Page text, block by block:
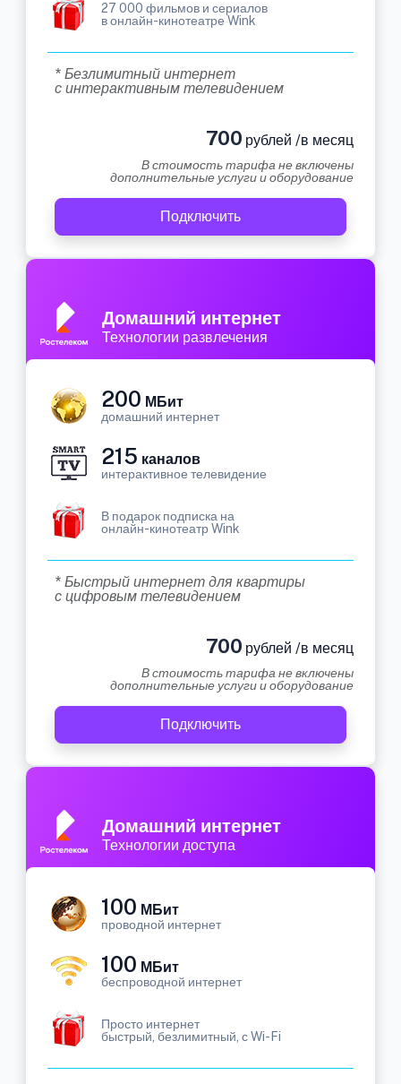
27 000 фильмов и сериалов
в онлайн-кинотеатре Wink
* Безлимитный интернет
с интерактивным телевидением
700 рублей /в месяц
В стоимость тарифа не включены
дополнительные услуги и оборудование
Подключить
Домашний интернет
Технологии развлечения
200 МБит
домашний интернет
215 каналов
интерактивное телевидение
В подарок подписка на
онлайн-кинотеатр Wink
* Быстрый интернет для квартиры
с цифровым телевидением
700 рублей /в месяц
В стоимость тарифа не включены
дополнительные услуги и оборудование
Подключить
Домашний интернет
Технологии доступа
100 МБит
проводной интернет
100 МБит
беспроводной интернет
Просто интернет
быстрый, безлимитный, с Wi-Fi